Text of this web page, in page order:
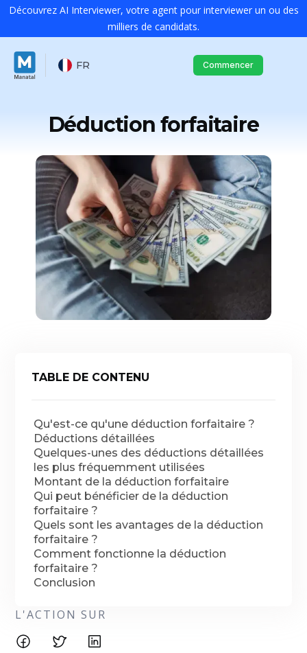
Découvrez AI Interviewer, votre agent pour interviewer un ou des
milliers de candidats.
FR Commencer
Déduction forfaitaire
TABLE DE CONTENU
Qu'est-ce qu'une déduction forfaitaire ?
Déductions détaillées
Quelques-unes des déductions détaillées
les plus fréquemment utilisées
Montant de la déduction forfaitaire
Qui peut bénéficier de la déduction
forfaitaire ?
Quels sont les avantages de la déduction
forfaitaire ?
Comment fonctionne la déduction
forfaitaire ?
Conclusion
L'ACTION SUR